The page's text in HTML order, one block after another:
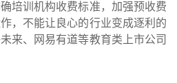
培训机构收费标准，加强预收费
，不能让良心的行业变成逐利的
来、网易有道等教育类上市公司